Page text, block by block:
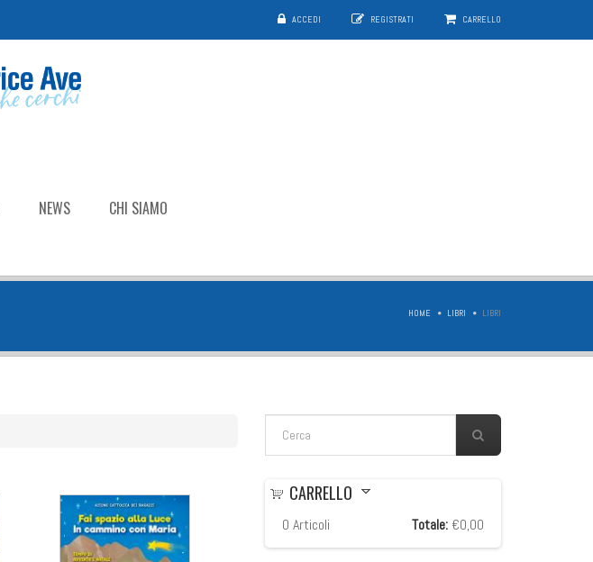
ACCEDI REGISTRATI CARRELLO
NEWS CHI SIAMO
HOME LIBRI LIBRI
FORM DI RICERCA
CARRELLO
0 Articoli Totale: €0,00